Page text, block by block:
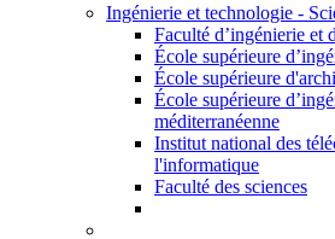
Ingénierie et technologie -
Faculté d’ingénierie et
École supérieure
École supérieure
École supérieure
méditerranéenne
Institut national des
l'informatique
Faculté des sciences